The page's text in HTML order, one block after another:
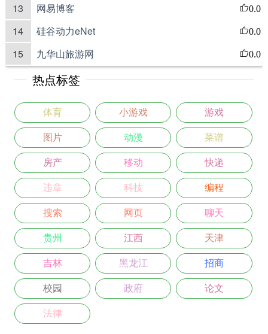
13 网易博客 0.0
14 硅谷动力eNet 0.0
15 九华山旅游网 0.0
热点标签
体育 小游戏 游戏
图片 动漫 菜谱
房产 移动 快递
违章 科技 编程
搜索 网页 聊天
贵州 江西 天津
吉林 黑龙江 招商
校园 政府 论文
法律